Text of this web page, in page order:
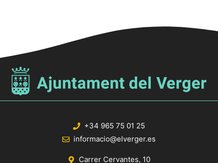
+34 965 75 01 25
informacio@elverger.es
Carrer Cervantes, 10